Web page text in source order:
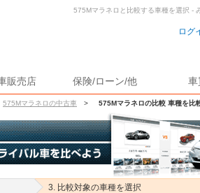
ログ
販売店 保険/ローン/他 車
575Mマラネロの中古車 > 575Mマラネロの比較 車種を比
575Mマラネロと比較する車種を選択 -
3. 比較対象の車種を選択